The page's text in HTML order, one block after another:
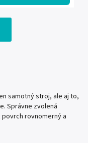
samotný stroj, ale aj to,
Správne zvolená
rovnomerný a